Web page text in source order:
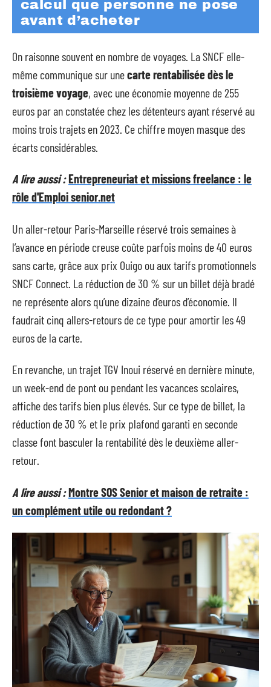
calcul que personne ne pose
avant d’acheter
On raisonne souvent en nombre de voyages. La SNCF elle-
même communique sur unecarte rentabilisée dès le
troisième voyage, avec une économie moyenne de 255
euros par an constatée chez les détenteurs ayant réservé au
moins trois trajets en 2023. Ce chiffre moyen masque des
écarts considérables.
A lire aussi :Entrepreneuriat et missions freelance : le
rôle d'Emploi senior.net
Un aller-retour Paris-Marseille réservé trois semaines à
l’avance en période creuse coûte parfois moins de 40 euros
sans carte, grâce aux prix Ouigo ou aux tarifs promotionnels
SNCF Connect. La réduction de 30 % sur un billet déjà bradé
ne représente alors qu’une dizaine d’euros d’économie. Il
faudrait cinq allers-retours de ce type pour amortir les 49
euros de la carte.
En revanche, un trajet TGV Inoui réservé en dernière minute,
un week-end de pont ou pendant les vacances scolaires,
affiche des tarifs bien plus élevés. Sur ce type de billet, la
réduction de 30 % et le prix plafond garanti en seconde
classe font basculer la rentabilité dès le deuxième aller-
retour.
A lire aussi :Montre SOS Senior et maison de retraite :
un complément utile ou redondant ?